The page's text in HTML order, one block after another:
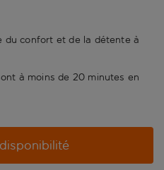
du confort et de la détente à
à moins de 20 minutes en